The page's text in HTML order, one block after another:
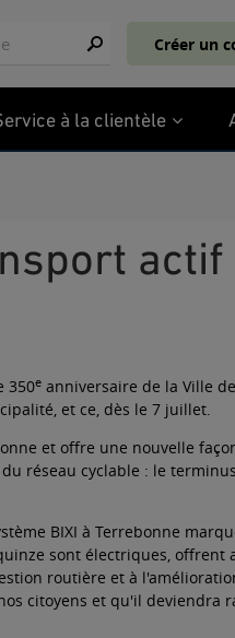
Créer un
à la clientèle
350e anniversaire de la Ville
et ce, dès le 7 juillet.
et offre une nouvelle
réseau cyclable : le terminus
BIXI à Terrebonne
sont électriques, offrent
routière et à
citoyens et qu'il